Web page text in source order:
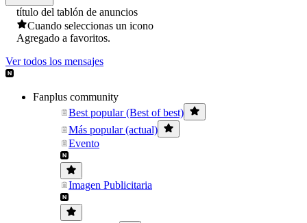
título del tablón de anuncios
Cuando seleccionas un icono
Agregado a favoritos.
Ver todos los mensajes
Fanplus community
Best popular (Best of best)
Más popular (actual)
Evento
Imagen Publicitaria